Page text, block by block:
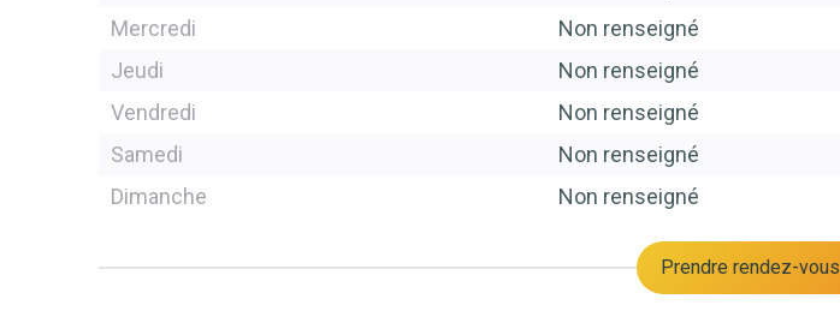
Mercredi
Non renseigné
Jeudi
Non renseigné
Vendredi
Non renseigné
Samedi
Non renseigné
Dimanche
Non renseigné
Prendre rendez-vous